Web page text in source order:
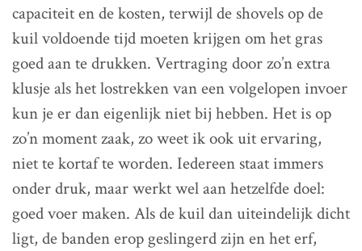
capaciteit en de kosten, terwijl de shovels op de
kuil voldoende tijd moeten krijgen om het gras
goed aan te drukken. Vertraging door zo’n extra
klusje als het lostrekken van een volgelopen invoer
kun je er dan eigenlijk niet bij hebben. Het is op
zo’n moment zaak, zo weet ik ook uit ervaring,
niet te kortaf te worden. Iedereen staat immers
onder druk, maar werkt wel aan hetzelfde doel:
goed voer maken. Als de kuil dan uiteindelijk dicht
ligt, de banden erop geslingerd zijn en het erf,